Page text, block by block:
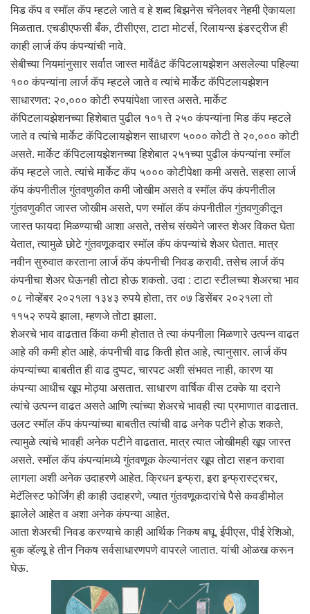
मिड कॅप व स्मॉल कॅप म्हटले जाते व हे शब्द बिझनेस चॅनेलवर नेहमी ऐकायला
मिळतात. एचडीएफसी बँक, टीसीएस, टाटा मोटर्स, रिलायन्स इंडस्ट्रीज ही
काही लार्ज कॅप कंपन्यांची नावे.
सेबीच्या नियमांनुसार सर्वात जास्त मार्वेâट कॅपिटलायझेशन असलेल्या पहिल्या
१०० कंपन्यांना लार्ज कॅप म्हटले जाते व त्यांचे मार्केट कॅपिटलायझेशन
साधारणत: २०,००० कोटी रुपयांपेक्षा जास्त असते. मार्केट
कॅपिटलायझेशनच्या हिशेबात पुढील १०१ ते २५० कंपन्यांना मिड कॅप म्हटले
जाते व त्यांचे मार्केट कॅपिटलायझेशन साधारण ५००० कोटी ते २०,००० कोटी
असते. मार्केट कॅपिटलायझेशनच्या हिशेबात २५१च्या पुढील कंपन्यांना स्मॉल
कॅप म्हटले जाते. त्यांचे मार्केट कॅप ५००० कोटीपेक्षा कमी असते. सहसा लार्ज
कॅप कंपनीतील गुंतवणुकीत कमी जोखीम असते व स्मॉल कॅप कंपनीतील
गुंतवणुकीत जास्त जोखीम असते, पण स्मॉल कॅप कंपनीतील गुंतवणुकीतून
जास्त फायदा मिळण्याची आशा असते, तसेच संख्येने जास्त शेअर विकत घेता
येतात, त्यामुळे छोटे गुंतवणूकदार स्मॉल कॅप कंपन्यांचे शेअर घेतात. मात्र
नवीन सुरुवात करताना लार्ज कॅप कंपनीची निवड करावी. तसेच लार्ज कॅप
कंपनीचा शेअर घेऊनही तोटा होऊ शकतो. उदा : टाटा स्टीलच्या शेअरचा भाव
०८ नोव्हेंबर २०२१ला १३४३ रुपये होता, तर ०७ डिसेंबर २०२१ला तो
११५२ रुपये झाला, म्हणजे तोटा झाला.
शेअरचे भाव वाढतात किंवा कमी होतात ते त्या कंपनीला मिळणारे उत्पन्न वाढत
आहे की कमी होत आहे, कंपनीची वाढ किती होत आहे, त्यानुसार. लार्ज कॅप
कंपन्यांच्या बाबतीत ही वाढ दुप्पट, चारपट अशी संभवत नाही, कारण या
कंपन्या आधीच खूप मोठ्या असतात. साधारण वार्षिक वीस टक्के या दराने
त्यांचे उत्पन्न वाढत असते आणि त्यांच्या शेअरचे भावही त्या प्रमाणात वाढतात.
उलट स्मॉल कॅप कंपन्यांच्या बाबतीत त्यांची वाढ अनेक पटीने होऊ शकते,
त्यामुळे त्यांचे भावही अनेक पटीने वाढतात. मात्र त्यात जोखीमही खूप जास्त
असते. स्मॉल कॅप कंपन्यांमध्ये गुंतवणूक केल्यानंतर खूप तोटा सहन करावा
लागला अशी अनेक उदाहरणे आहेत. क्रिधन इन्फ्रा, इरा इन्फ्रास्ट्रचर,
मेटॅलिस्ट फोर्जिंग ही काही उदाहरणे, ज्यात गुंतवणूकदारांचे पैसे कवडीमोल
झालेले आहेत व अशा अनेक कंपन्या आहेत.
आता शेअरची निवड करण्याचे काही आर्थिक निकष बघू. ईपीएस, पीई रेशिओ,
बुक व्हॅल्यू हे तीन निकष सर्वसाधारणपणे वापरले जातात. यांची ओळख करून
घेऊ.